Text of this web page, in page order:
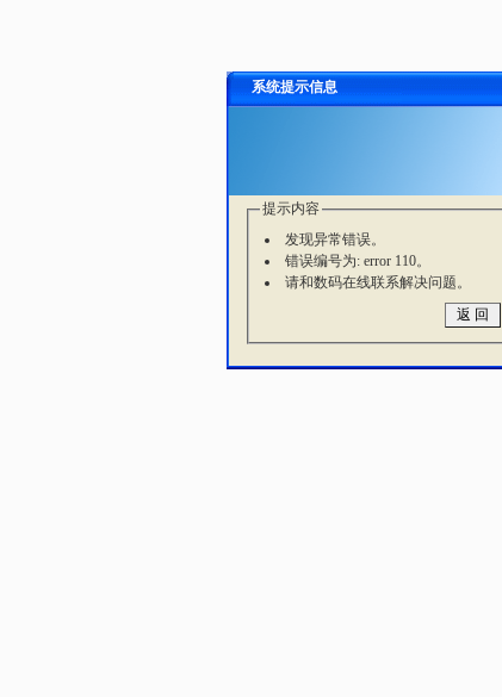
系统提示信息
提示内容
发现异常错误。
错误编号为: error 110。
请和数码在线联系解决问题。